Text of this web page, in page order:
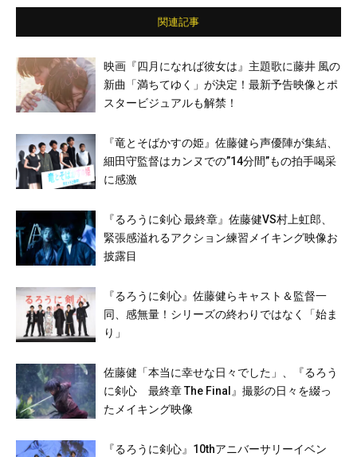
関連記事
映画『四月になれば彼女は』主題歌に藤井 風の
新曲「満ちてゆく」が決定！最新予告映像とポ
スタービジュアルも解禁！
『竜とそばかすの姫』佐藤健ら声優陣が集結、
細田守監督はカンヌでの”14分間”もの拍手喝采
に感激
『るろうに剣心 最終章』佐藤健VS村上虹郎、
緊張感溢れるアクション練習メイキング映像お
披露目
『るろうに剣心』佐藤健らキャスト＆監督一
同、感無量！シリーズの終わりではなく「始ま
り」
佐藤健「本当に幸せな日々でした」、『るろう
に剣心 最終章 The Final』撮影の日々を綴っ
たメイキング映像
『るろうに剣心』10thアニバーサリーイベン